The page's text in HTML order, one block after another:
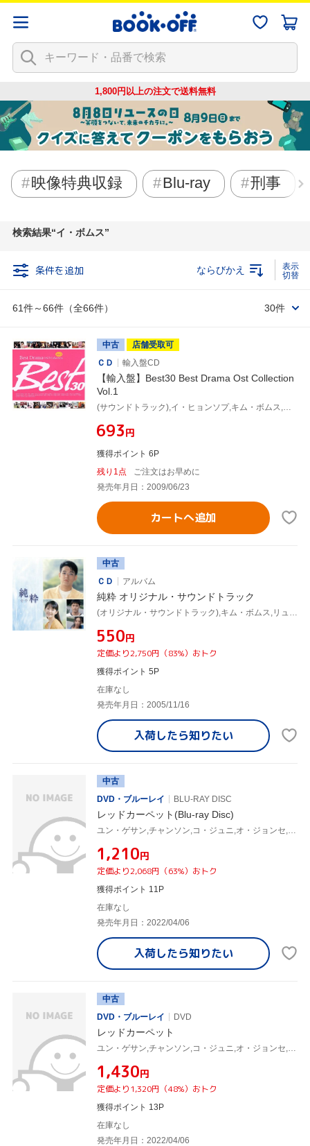
1,800円以上の注文で送料無料
映像特典収録 Blu-ray 刑事
検索結果 イ・ボムス
条件を追加
61件～66件（全66件）
ならびかえ
30件
中古
店舗受取可
ＣＤ
輸入盤CD
【輸入盤】Best30 Best Drama Ost Collection
Vol.1
¥693円
獲得ポイント 6P
残り1点
ご注文はお早めに
発売年月日：2009/06/23
カートへ追加
中古
ＣＤ
アルバム
純粋 オリジナル・サウンドトラック
¥550円
定価より2,750円（83%）おトク
獲得ポイント 5P
在庫なし
発売年月日：2005/11/16
入荷したら知りたい
中古
DVD・ブルーレイ
BLU-RAY DISC
レッドカーペット(Blu-ray Disc)
¥1,210円
定価より2,068円（63%）おトク
獲得ポイント 11P
在庫なし
発売年月日：2022/04/06
入荷したら知りたい
中古
DVD・ブルーレイ
DVD
レッドカーペット
¥1,430円
定価より1,320円（48%）おトク
獲得ポイント 13P
在庫なし
発売年月日：2022/04/06